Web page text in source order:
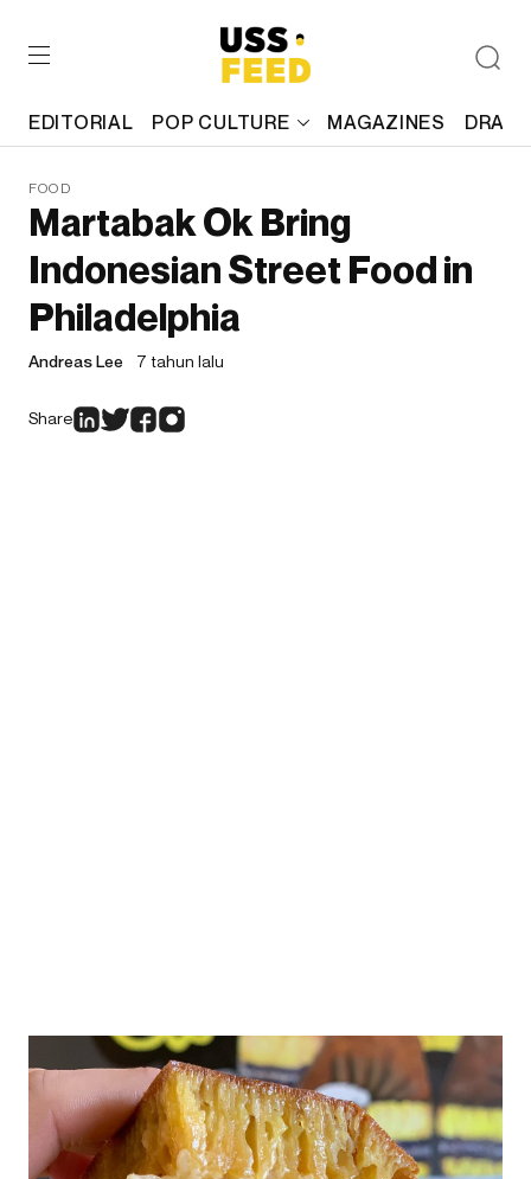
EDITORIAL POP CULTURE MAGAZINES
FOOD
Martabak Ok Bring
Indonesian Street Food in
Philadelphia
Andreas Lee 7 tahun lalu
Share